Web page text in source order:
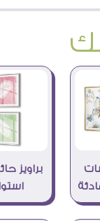
براويز